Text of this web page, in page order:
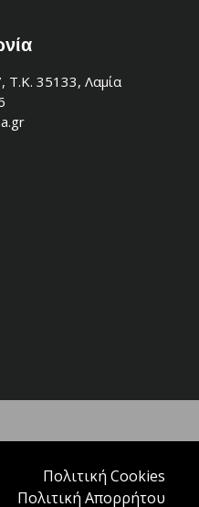
Τ.Κ. 35133, Λαμία
Πολιτική Cookies
Πολιτική Απορρήτου